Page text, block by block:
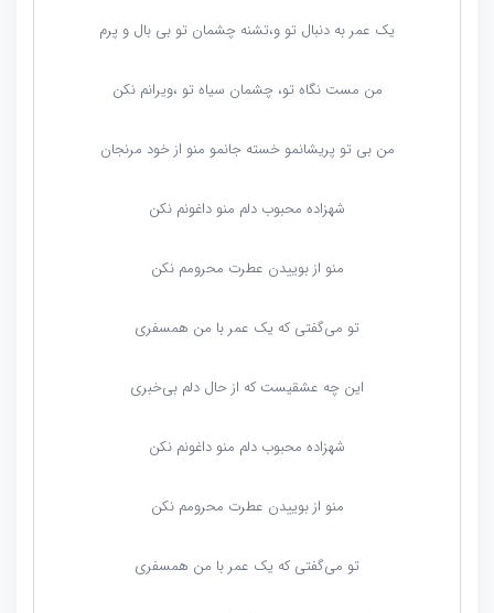
یک عمر به دنبال تو و،تشنه چشمان تو بی بال و پرم
من مست نگاه تو، چشمان سیاه تو ،ویرانم نکن
من بی تو پریشانمو خسته جانمو منو از خود مرنجان
شهزاده محبوب دلم منو داغونم نکن
منو از بوییدن عطرت محرومم نکن
تو می‌گفتی که یک عمر با من همسفری
این چه عشقیست که از حال دلم بی‌خبری
شهزاده محبوب دلم منو داغونم نکن
منو از بوییدن عطرت محرومم نکن
تو می‌گفتی که یک عمر با من همسفری